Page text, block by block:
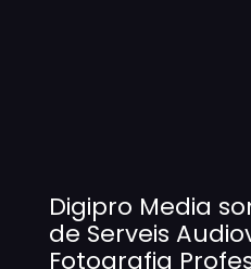
Digipro Media
de Serveis
Fotografia